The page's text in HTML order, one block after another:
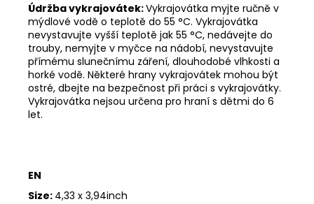
Údržba vykrajovátek:Vykrajovátka myjte ručně v
mýdlové vodě o teplotě do 55 °C. Vykrajovátka
nevystavujte vyšší teplotě jak 55 °C, nedávejte do
trouby, nemyjte v myčce na nádobí, nevystavujte
přímému slunečnímu záření, dlouhodobé vlhkosti a
horké vodě. Některé hrany vykrajovátek mohou být
ostré, dbejte na bezpečnost při práci s vykrajovátky.
Vykrajovátka nejsou určena pro hraní s dětmi do 6
let.
EN
Size: 4,33 x 3,94inch